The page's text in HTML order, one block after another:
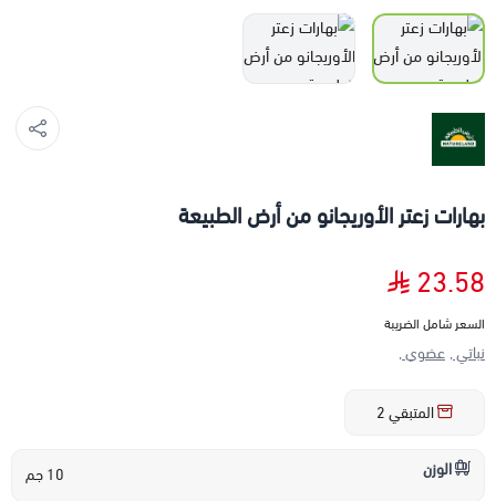
بهارات زعتر الأوريجانو من أرض الطبيعة
23.58
السعر شامل الضريبة
نباتي , عضوي ,
المتبقي2
الوزن 10 جم